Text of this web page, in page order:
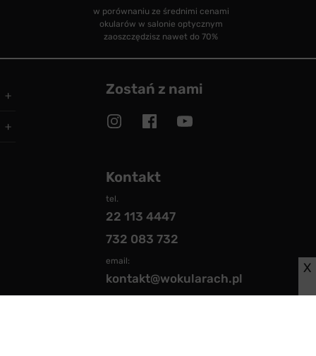
w porównaniu ze średnimi cenami
okularów w salonie optycznym
zaoszczędzisz nawet do 70%
Zostań z nami
Kontakt
tel.
22 113 4447
732 083 732
email:
kontakt@wokularach.pl
X